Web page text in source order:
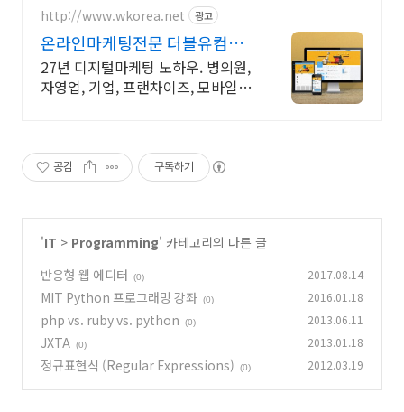
http://www.wkorea.net 광고
온라인마케팅전문 더블유컴퍼
니 27년 노하우
27년 디지털마케팅 노하우. 병의원,
자영업, 기업, 프랜차이즈, 모바일웹
공감 구독하기
'IT > Programming' 카테고리의 다른 글
반응형 웹 에디터
(0) 2017.08.14
MIT Python 프로그래밍 강좌 (0) 2016.01.18
php vs. ruby vs. python (0) 2013.06.11
JXTA (0) 2013.01.18
정규표현식 (Regular Expressions) (0) 2012.03.19